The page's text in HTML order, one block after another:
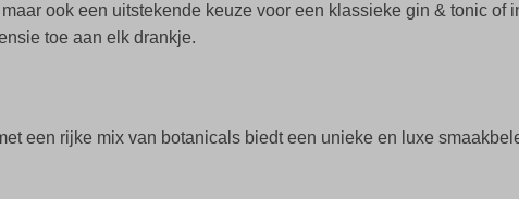
ook een uitstekende keuze voor een klassieke gin & tonic of
toe aan elk drankje.
een rijke mix van botanicals biedt een unieke en luxe